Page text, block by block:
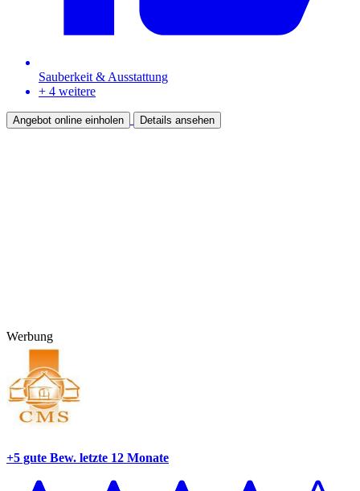
Sauberkeit & Ausstattung
+ 4 weitere
Angebot online einholen Details ansehen
Werbung
+5 gute Bew. letzte 12 Monate